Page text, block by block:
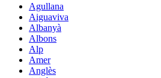
Agullana
Aiguaviva
Albanyà
Albons
Alp
Amer
Anglès